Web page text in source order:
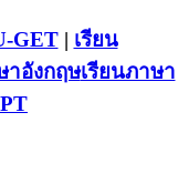
GET| เรียน
าอังกฤษเรียนภาษา